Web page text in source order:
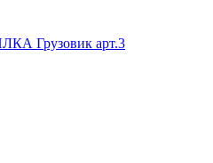
Грузовик арт.3